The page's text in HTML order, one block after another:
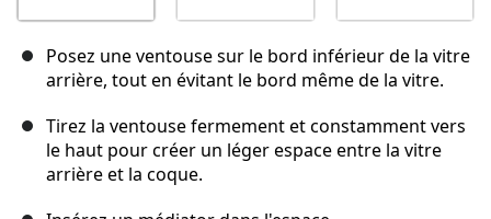
Posez une ventouse sur le bord inférieur de la vitre
arrière, tout en évitant le bord même de la vitre.
Tirez la ventouse fermement et constamment vers
le haut pour créer un léger espace entre la vitre
arrière et la coque.